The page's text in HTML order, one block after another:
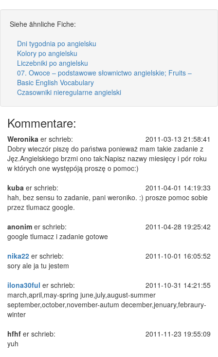
Siehe ähnliche Fiche:
Dni tygodnia po angielsku
Kolory po angielsku
Liczebniki po angielsku
07. Owoce – podstawowe słownictwo angielskie; Fruits –
Basic English Vocabulary
Czasowniki nieregularne angielski
Kommentare:
Weronika er schrieb:
2011-03-13 21:58:41
Dobry wieczór piszę do państwa ponieważ mam takie zadanie z
Jęz.Angielskiego brzmi ono tak:Napisz nazwy miesięcy i pór roku
w których one występóją proszę o pomoc:)
kuba er schrieb:
2011-04-01 14:19:33
hah, bez sensu to zadanie, pani weroniko. :) prosze pomoc sobie
przez tlumacz google.
anonim er schrieb:
2011-04-28 19:25:42
google tlumacz i zadanie gotowe
nika22 er schrieb:
2011-10-01 16:05:52
sory ale ja tu jestem
ilona30ful er schrieb:
2011-10-31 14:21:55
march,april,may-spring june,july,august-summer
september,october,november-autum december,jenuary,febraury-
winter
hfhf er schrieb:
2011-11-23 19:55:09
yuh